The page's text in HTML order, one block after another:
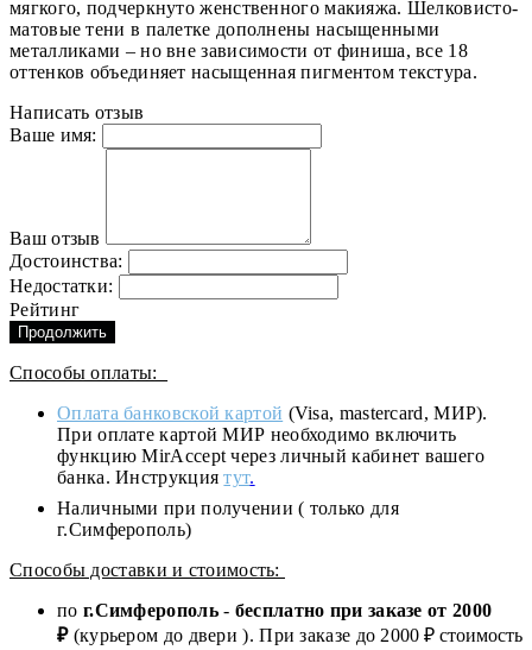
мягкого, подчеркнуто женственного макияжа. Шелковисто-
матовые тени в палетке дополнены насыщенными
металликами – но вне зависимости от финиша, все 18
оттенков объединяет насыщенная пигментом текстура.
Написать отзыв
Ваше имя:
Ваш отзыв
Достоинства:
Недостатки:
Рейтинг
Продолжить
Способы оплаты:
Оплата банковской картой (Visa, mastercard, МИР).
При оплате картой МИР необходимо включить
функцию MirAccept через личный кабинет вашего
банка. Инструкциятут.
Наличными при получении ( только для
г.Симферополь)
Способы доставки и стоимость:
по г.Симферополь- бесплатно при заказе от 2000
₽(курьером до двери ). При заказе до 2000 ₽ стоимость